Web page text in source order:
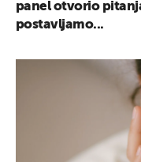
panel otvorio
postavljamo...